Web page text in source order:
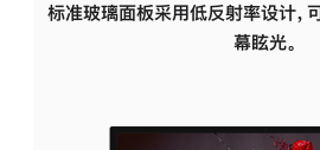
标准玻璃面板采用低反射率设计，
幕眩光。